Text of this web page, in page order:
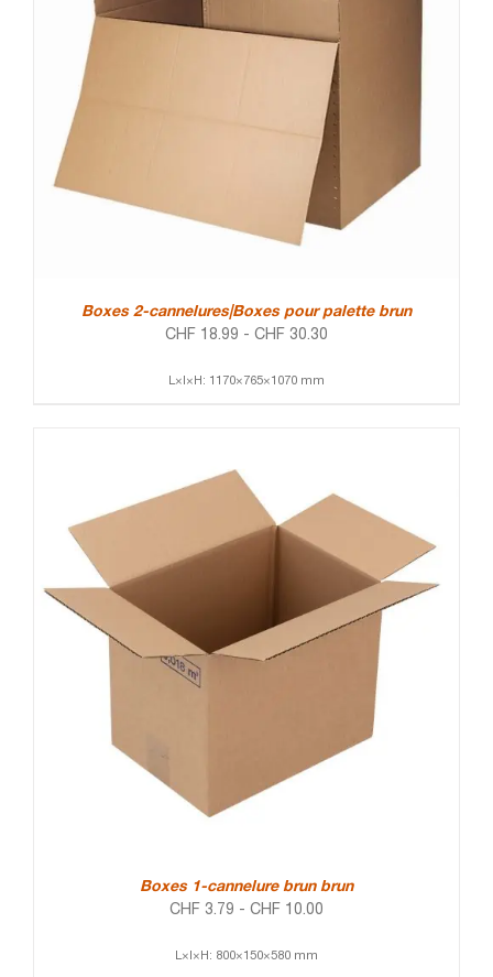
Boxes 2-cannelures|Boxes pour palette brun
CHF 18.99 - CHF 30.30
L×l×H: 1170×765×1070 mm
Boxes 1-cannelure brun brun
CHF 3.79 - CHF 10.00
L×l×H: 800×150×580 mm